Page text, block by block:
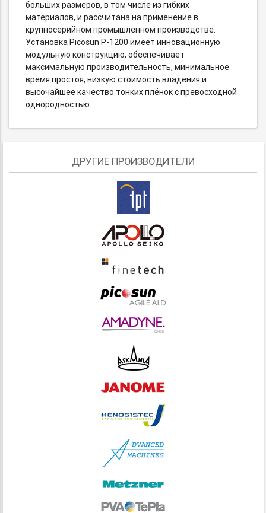
больших размеров, в том числе из гибких
материалов, и рассчитана на применение в
крупносерийном промышленном производстве.
Установка Picosun P-1200 имеет инновационную
модульную конструкцию, обеспечивает
максимальную производительность, минимальное
время простоя, низкую стоимость владения и
высочайшее качество тонких плёнок с превосходной
однородностью.
ДРУГИЕ ПРОИЗВОДИТЕЛИ